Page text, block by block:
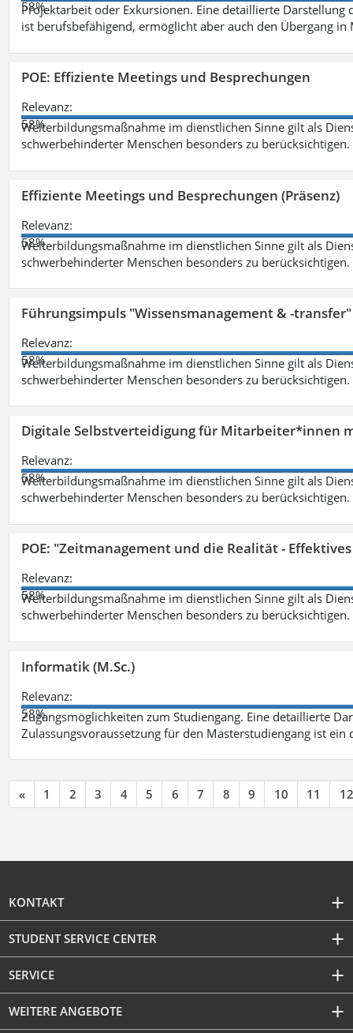
58%
Projektarbeit oder Exkursionen. Eine detaillierte
ist berufsbefähigend, ermöglicht aber auch den Übergang in
POE: Effiziente Meetings und Besprechungen
Relevanz:
58%
Weiterbildungsmaßnahme im dienstlichen Sinne gilt als
schwerbehinderter Menschen besonders zu berücksichtigen.
Effiziente Meetings und Besprechungen (Präsenz)
Relevanz:
58%
Weiterbildungsmaßnahme im dienstlichen Sinne gilt als
schwerbehinderter Menschen besonders zu berücksichtigen.
Führungsimpuls "Wissensmanagement & -
Relevanz:
58%
Weiterbildungsmaßnahme im dienstlichen Sinne gilt als
schwerbehinderter Menschen besonders zu berücksichtigen.
Digitale Selbstverteidigung für Mitarbeiter*innen
Relevanz:
58%
Weiterbildungsmaßnahme im dienstlichen Sinne gilt als
schwerbehinderter Menschen besonders zu berücksichtigen.
POE: "Zeitmanagement und die Realität -
Relevanz:
58%
Weiterbildungsmaßnahme im dienstlichen Sinne gilt als
schwerbehinderter Menschen besonders zu berücksichtigen.
Informatik (M.Sc.)
Relevanz:
58%
Zugangsmöglichkeiten zum Studiengang. Eine detaillierte
Zulassungsvoraussetzung für den Masterstudiengang ist
« 1 2 3 4 5 6 7 8 9 10 11 12
KONTAKT
STUDENT SERVICE CENTER
SERVICE
WEITERE ANGEBOTE